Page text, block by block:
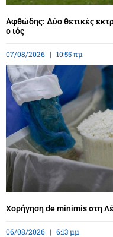
Αφθώδης: Δύο θετικές
ο ιός
07/08/2026 10:55 πμ
Χορήγηση de minimis στη
06/08/2026 6:13 μμ